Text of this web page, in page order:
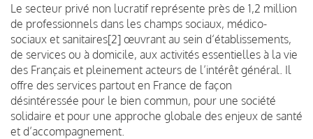
Le secteur privé non lucratif représente près de 1,2 million
de professionnels dans les champs sociaux, médico-
sociaux et sanitaires[2] œuvrant au sein d‘établissements,
de services ou à domicile, aux activités essentielles à la vie
des Français et pleinement acteurs de l’intérêt général. Il
offre des services partout en France de façon
désintéressée pour le bien commun, pour une société
solidaire et pour une approche globale des enjeux de santé
et d’accompagnement.